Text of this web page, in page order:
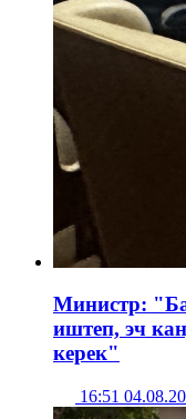
Министр:
иштеп, эч
керек"
16:51